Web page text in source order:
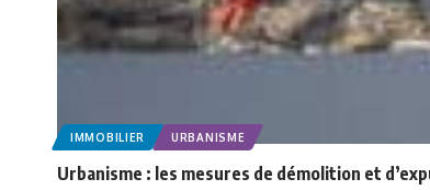
IMMOBILIER URBANISME
Urbanisme : les mesures de démolition et